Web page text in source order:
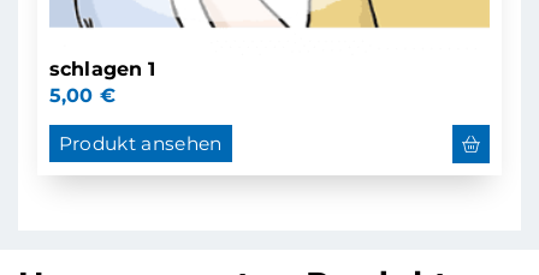
schlagen 1
5,00 €
Produkt ansehen